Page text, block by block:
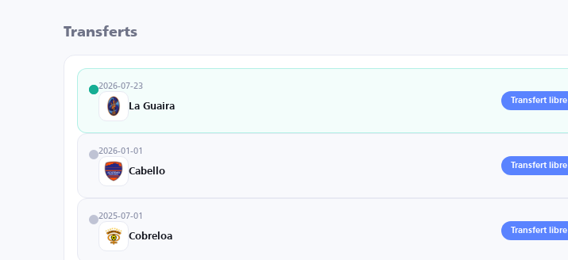
Transferts
2026-07-23
La Guaira
Transfert libre
2026-01-01
Cabello
Transfert libre
2025-07-01
Cobreloa
Transfert libre